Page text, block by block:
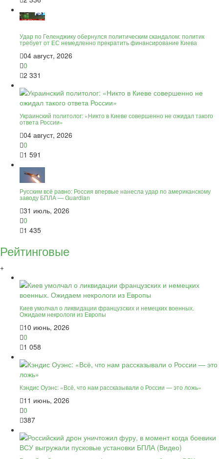
Удар по Геленджику обернулся политическим скандалом: политик
требует от ЕС немедленно прекратить финансирование Киева
04 август, 2026
0
2 331
Украинский политолог: «Никто в Киеве совершенно не ожидал такого
ответа России»
04 август, 2026
0
1 591
Русским всё равно: Россия впервые нанесла удар по американскому
заводу БПЛА — Guardian
31 июль, 2026
0
1 435
Рейтинговые
+
Киев умолчал о ликвидации французских и немецких военных.
Ожидаем некрологи из Европы
10 июнь, 2026
0
1 058
Кэндис Оуэнс: «Всё, что нам рассказывали о России — это ложь»
11 июнь, 2026
0
387